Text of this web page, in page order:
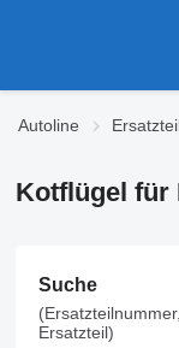
Autoline
Kotflügel für
Suche
Ersatzteil)